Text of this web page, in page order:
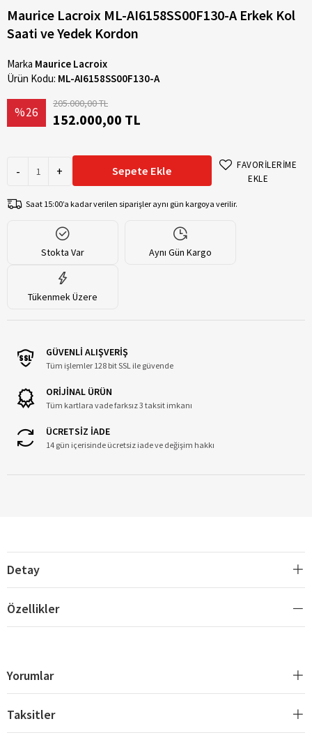
Maurice Lacroix ML-AI6158SS00F130-A Erkek Kol
Saati ve Yedek Kordon
Marka Maurice Lacroix
Ürün Kodu: ML-AI6158SS00F130-A
%26
205.000,00 TL
152.000,00 TL
- + Sepete Ekle
FAVORİLERİME
EKLE
Saat 15:00’a kadar verilen siparişler aynı gün kargoya verilir.
Stokta Var Aynı Gün Kargo
Tükenmek Üzere
GÜVENLİ ALIŞVERİŞ
Tüm işlemler 128 bit SSL ile güvende
ORİJİNAL ÜRÜN
Tüm kartlara vade farksız 3 taksit imkanı
ÜCRETSİZ İADE
14 gün içerisinde ücretsiz iade ve değişim hakkı
Detay
Özellikler
Yorumlar
Taksitler